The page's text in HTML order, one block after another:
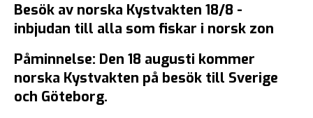
Besök av norska Kystvakten 18/8 -
inbjudan till alla som fiskar i norsk zon
Påminnelse: Den 18 augusti kommer
norska Kystvakten på besök till Sverige
och Göteborg.